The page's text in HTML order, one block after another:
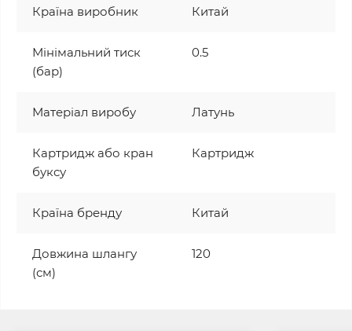
Країна виробник Китай
Мінімальний тиск
(бар)
0.5
Матеріал виробу Латунь
Картридж або кран
буксу
Картридж
Країна бренду Китай
Довжина шлангу
(см)
120